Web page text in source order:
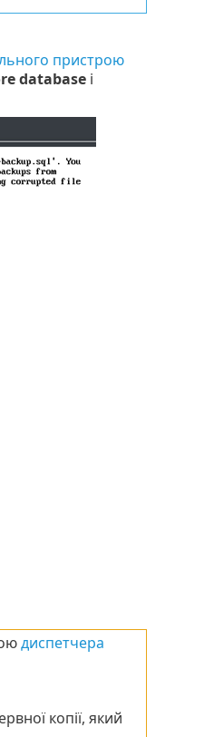
пристрою
databaseі
диспетчера
копії, який